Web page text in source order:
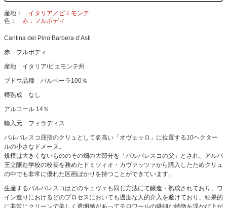
産地
イタリア／ピエモンテ
色
赤：フルボディ
Cantina del Pino Barbera d’Asti
赤 フルボディ
産地 イタリア/ピエモンテ州
ブドウ品種 バルベーラ100％
樽熟成 なし
アルコール 14％
輸入元 フィラディス
バルバレスコ屈指のクリュとして名高い「オヴェッロ」に位置する10ヘクター
ルの小さなドメーヌ。
規模は大きくないもののその畑の大部分を「バルバレスコの父」とされ、アルバ
王立醸造学校の校長を務めたドミツィオ・カヴァッツァから購入したためクリュ
の中でも非常に優れた区画ばかりを持つことができています。
生産するバルバレスコはどのキュヴェも同じ方法にて醸造・熟成されており、ワ
イン造りにおけるどのプロセスにおいても過度な人的介入を避けており、結果的
に非常にクリーンで美しく透明感があってテロワールの繊細な特徴を浮かび上が